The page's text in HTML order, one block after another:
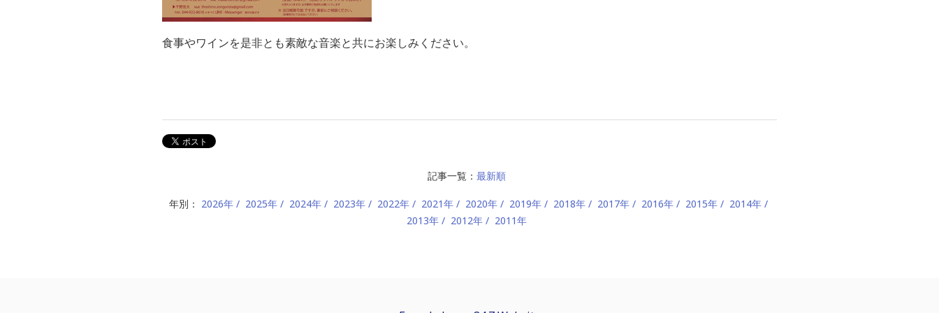
食事やワインを是非とも素敵な音楽と共にお楽しみください。
記事一覧： 最新順
年別： 2026年 2025年 2024年 2023年 2022年 2021年 2020年 2019年 2018年 2017年 2016年 2015年
2014年
2013年
2012年 2011年